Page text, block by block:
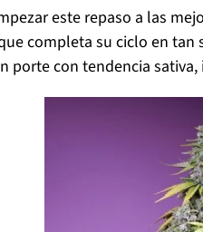
este repaso a las
completa su ciclo en
porte con tendencia